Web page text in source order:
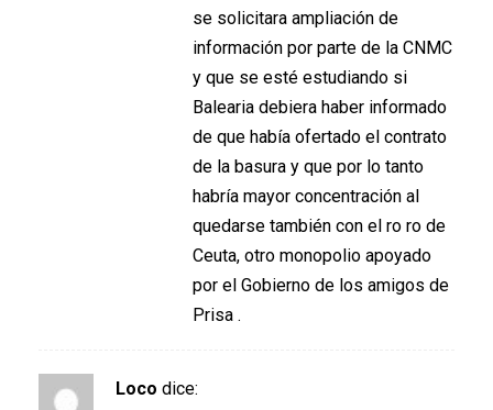
se solicitara ampliación de
información por parte de la CNMC
y que se esté estudiando si
Balearia debiera haber informado
de que había ofertado el contrato
de la basura y que por lo tanto
habría mayor concentración al
quedarse también con el ro ro de
Ceuta, otro monopolio apoyado
por el Gobierno de los amigos de
Prisa .
Loco dice: